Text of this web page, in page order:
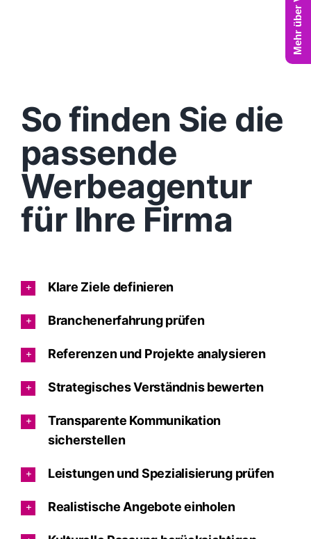
So finden Sie die
passende
Werbeagentur
für Ihre Firma
Klare Ziele definieren
Branchenerfahrung prüfen
Referenzen und Projekte analysieren
Strategisches Verständnis bewerten
Transparente Kommunikation
sicherstellen
Leistungen und Spezialisierung prüfen
Realistische Angebote einholen